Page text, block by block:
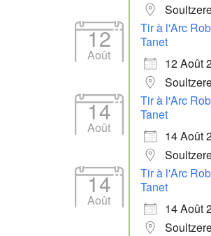
12
Août
Tir à l'Arc
Tanet
12 Août
14
Août
Tir à l'Arc
Tanet
14 Août
14
Août
Tir à l'Arc
Tanet
14 Août